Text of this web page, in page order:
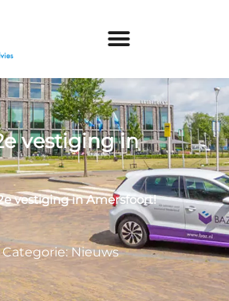
vestiging in
vestiging in Amersfoort!
Categorie:Nieuws